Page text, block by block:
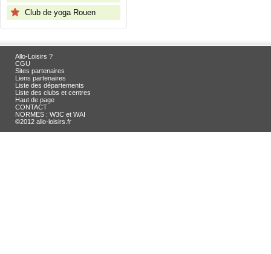
Club de yoga Rouen
Allo-Loisirs ?
CGU
Sites partenaires
Liens partenaires
Liste des départements
Liste des clubs et centres
Haut de page
CONTACT
NORMES : W3C et WAI
©2012 allo-loisirs.fr